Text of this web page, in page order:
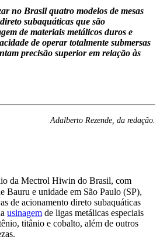
no Brasil quatro modelos de mesas
subaquáticas que são
de materiais metálicos duros e
de operar totalmente submersas
precisão superior em relação às
Adalberto Rezende, da redação.
da Mectrol Hiwin do Brasil, com
Bauru e unidade em São Paulo (SP),
de acionamento direto subaquáticas
usinagem de ligas metálicas especiais
titânio e cobalto, além de outros